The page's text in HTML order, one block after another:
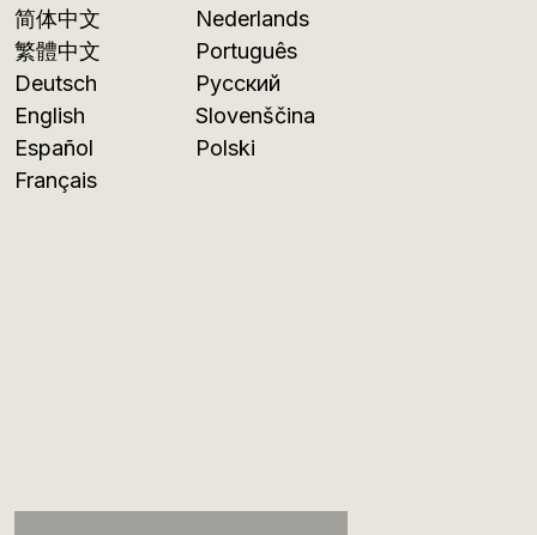
简体中文
繁體中文
Deutsch
English
Español
Français
Nederlands
Português
Русский
Slovenščina
Polski